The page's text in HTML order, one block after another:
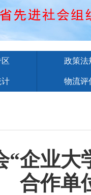
政策法
计 物流评
“企业大
合作单